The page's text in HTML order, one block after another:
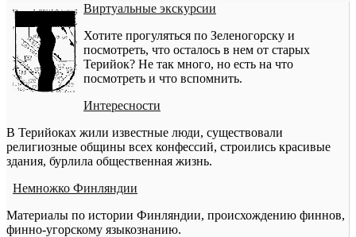
Виртуальные экскурсии
Хотите прогуляться по Зеленогорску и
посмотреть, что осталось в нем от старых
Терийок? Не так много, но есть на что
посмотреть и что вспомнить.
Интересности
В Терийоках жили известные люди, существовали
религиозные общины всех конфессий, строились красивые
здания, бурлила общественная жизнь.
Немножко Финляндии
Материалы по истории Финляндии, происхождению финнов,
финно-угорскому языкознанию.